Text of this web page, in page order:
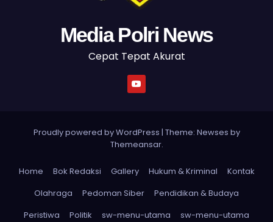
Media Polri News
Cepat Tepat Akurat
Proudly powered by WordPress | Theme: Newses by
Themeansar.
Home Bok Redaksi Gallery Hukum & Kriminal
Kontak
Olahraga
Pedoman Siber
Pendidikan & Budaya
Peristiwa
Politik sw-menu-utama sw-menu-utama